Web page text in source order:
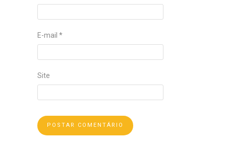
E-mail *
Site